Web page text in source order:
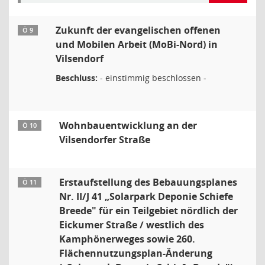
Ö 9
Zukunft der evangelischen offenen
und Mobilen Arbeit (MoBi-Nord) in
Vilsendorf
Beschluss: - einstimmig beschlossen -
Ö 10
Wohnbauentwicklung an der
Vilsendorfer Straße
Ö 11
Erstaufstellung des Bebauungsplanes
Nr. II/J 41 „Solarpark Deponie Schiefe
Breede" für ein Teilgebiet nördlich der
Eickumer Straße / westlich des
Kamphönerweges sowie 260.
Flächennutzungsplan-Änderung